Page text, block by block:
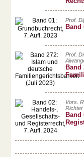
Prof.
Band
Prof.
Band
Vors.
Band